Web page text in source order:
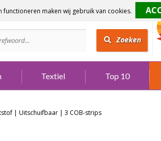
Zoeken
Textiel Top 10
| Uitschuifbaar | 3 COB-strips
maken wij gebruik van cookies.